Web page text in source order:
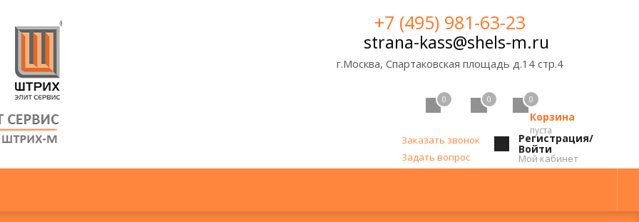
+7 (495) 981-63-23
strana-kass@shels-m.ru
г.Москва, Спартаковская площадь д.14 стр.4
0 0
Корзина
пуста
0
Регистрация/
Войти
Мой кабинет
Заказать звонок
Задать вопрос